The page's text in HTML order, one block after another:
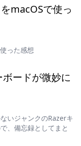
macOSで使っ
った感想
ードが微妙に
いジャンクのRazerキ
、備忘録としてまと